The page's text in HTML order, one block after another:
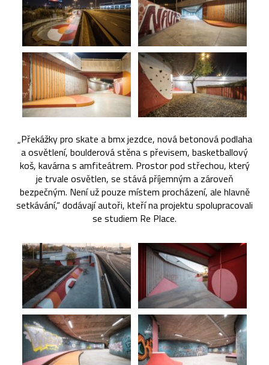
„Překážky pro skate a bmx jezdce, nová betonová podlaha
a osvětlení, boulderová stěna s převisem, basketballový
koš, kavárna s amfiteátrem. Prostor pod střechou, který
je trvale osvětlen, se stává příjemným a zároveň
bezpečným. Není už pouze místem procházení, ale hlavně
setkávání,“ dodávají autoři, kteří na projektu spolupracovali
se studiem Re Place.